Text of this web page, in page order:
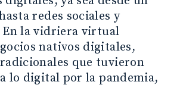
redes sociales y
En la vidriera virtual
nativos digitales,
que tuvieron
lo digital por la pandemia,